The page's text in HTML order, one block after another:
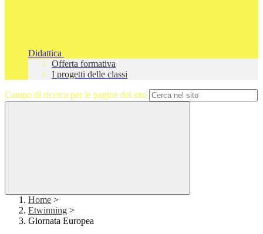
Didattica
Offerta formativa
I progetti delle classi
Campo di ricerca per le pagine del sito
Home >
Etwinning >
Giornata Europea